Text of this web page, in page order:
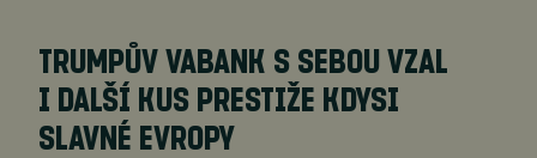
TRUMPŮV VABANK S SEBOU VZAL
I DALŠÍ KUS PRESTIŽE KDYSI
SLAVNÉ EVROPY